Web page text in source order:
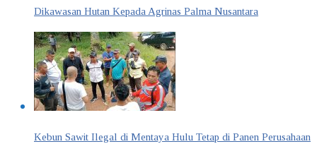
Dikawasan Hutan Kepada Agrinas Palma Nusantara
Kebun Sawit Ilegal di Mentaya Hulu Tetap di Panen Perusahaan